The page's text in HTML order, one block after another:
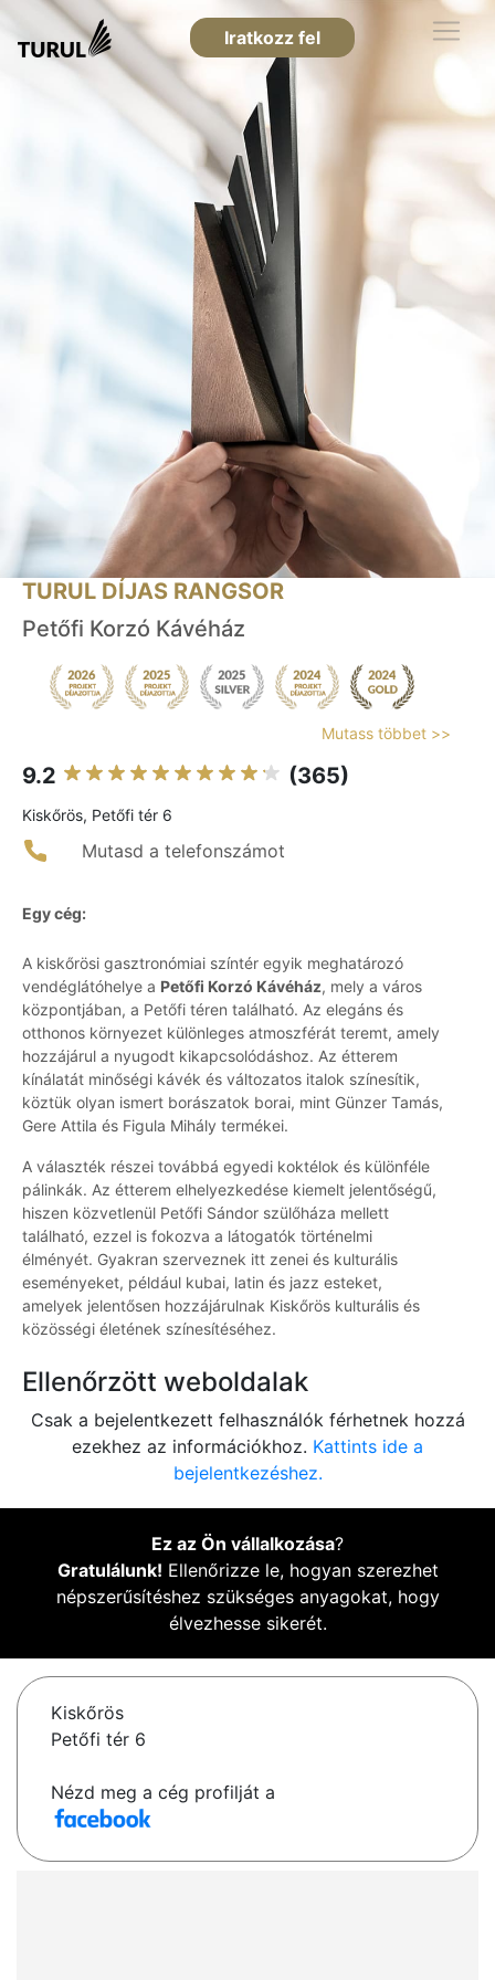
Iratkozz fel
TURUL DÍJAS RANGSOR
Petőfi Korzó Kávéház
Mutass többet >>
9.2 (365)
Kiskőrös, Petőfi tér 6
Mutasd a telefonszámot
Egy cég:
A kiskőrösi gasztronómiai színtér egyik meghatározó
vendéglátóhelye a Petőfi Korzó Kávéház, mely a város
központjában, a Petőfi téren található. Az elegáns és
otthonos környezet különleges atmoszférát teremt, amely
hozzájárul a nyugodt kikapcsolódáshoz. Az étterem
kínálatát minőségi kávék és változatos italok színesítik,
köztük olyan ismert borászatok borai, mint Günzer Tamás,
Gere Attila és Figula Mihály termékei.
A választék részei továbbá egyedi koktélok és különféle
pálinkák. Az étterem elhelyezkedése kiemelt jelentőségű,
hiszen közvetlenül Petőfi Sándor szülőháza mellett
található, ezzel is fokozva a látogatók történelmi
élményét. Gyakran szerveznek itt zenei és kulturális
eseményeket, például kubai, latin és jazz esteket,
amelyek jelentősen hozzájárulnak Kiskőrös kulturális és
közösségi életének színesítéséhez.
Ellenőrzött weboldalak
Csak a bejelentkezett felhasználók férhetnek hozzá
ezekhez az információkhoz. Kattints ide a
bejelentkezéshez.
Ez az Ön vállalkozása?
Gratulálunk! Ellenőrizze le, hogyan szerezhet
népszerűsítéshez szükséges anyagokat, hogy
élvezhesse sikerét.
Kiskőrös
Petőfi tér 6
Nézd meg a cég profilját a